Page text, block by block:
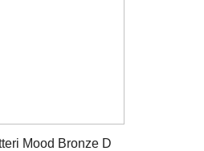
Mood Bronze D